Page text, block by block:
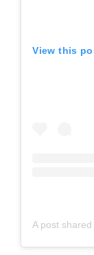
View this
A post